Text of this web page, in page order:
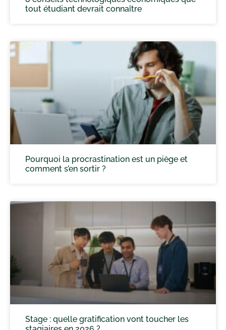
tout étudiant devrait connaître
Pourquoi la procrastination est un piège et
comment s’en sortir ?
Stage : quelle gratification vont toucher les